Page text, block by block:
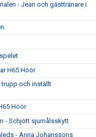
- Jean och gästtränare i
H65 Höör
trupp och inställt
Höör
- Schjött sjumålsskytt
- Anna Johanssons